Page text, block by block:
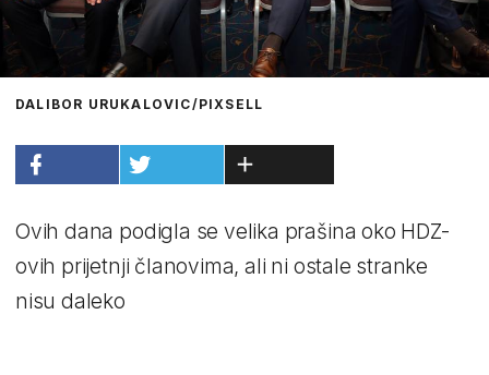
DALIBOR URUKALOVIC/PIXSELL
Ovih dana podigla se velika prašina oko HDZ-
ovih prijetnji članovima, ali ni ostale stranke
nisu daleko